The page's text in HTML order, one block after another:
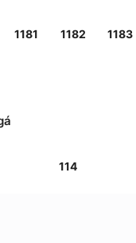
1181 1182 1183
114